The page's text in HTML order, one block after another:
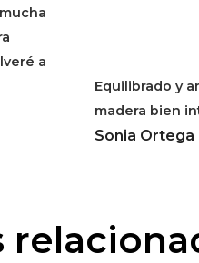
a
Equilibrado y
madera bien
Sonia Ortega